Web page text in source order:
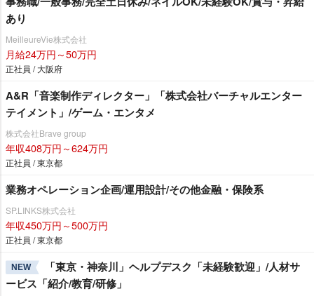
あり
MeilleureVie株式会社
月給24万円～50万円
正社員 / 大阪府
A&R「音楽制作ディレクター」「株式会社バーチャルエンター
テイメント」/ゲーム・エンタメ
株式会社Brave group
年収408万円～624万円
正社員 / 東京都
業務オペレーション企画/運用設計/その他金融・保険系
SP.LINKS株式会社
年収450万円～500万円
正社員 / 東京都
NEW
「東京・神奈川」ヘルプデスク「未経験歓迎」/人材サ
ービス「紹介/教育/研修」